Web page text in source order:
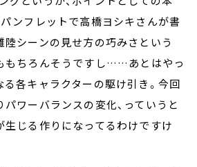
パンフレットで高橋ヨシキさんが書
陸シーンの見せ方の巧みさという
もちろんそうですし……あとはやっ
る各キャラクターの駆け引き。今回
パワーバランスの変化、っていうと
生じる作りになってるわけですけ